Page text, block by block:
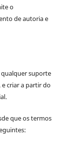
o
de autoria e
suporte
criar a partir do
que os termos